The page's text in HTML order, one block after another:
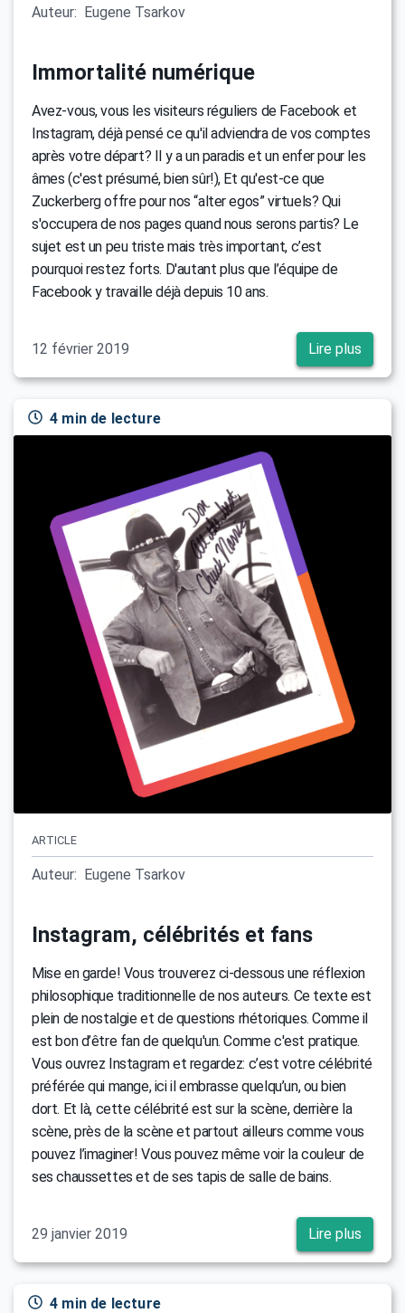
Auteur: Eugene Tsarkov
Immortalité numérique
Avez-vous, vous les visiteurs réguliers de Facebook et
Instagram, déjà pensé ce qu'il adviendra de vos comptes
après votre départ? Il y a un paradis et un enfer pour les
âmes (c'est présumé, bien sûr!), Et qu'est-ce que
Zuckerberg offre pour nos “alter egos” virtuels? Qui
s'occupera de nos pages quand nous serons partis? Le
sujet est un peu triste mais très important, c’est
pourquoi restez forts. D'autant plus que l’équipe de
Facebook y travaille déjà depuis 10 ans.
12 février 2019 Lire plus
4 min de lecture
ARTICLE
Auteur: Eugene Tsarkov
Instagram, célébrités et fans
Mise en garde! Vous trouverez ci-dessous une réflexion
philosophique traditionnelle de nos auteurs. Ce texte est
plein de nostalgie et de questions rhétoriques. Comme il
est bon d’être fan de quelqu'un. Comme c'est pratique.
Vous ouvrez Instagram et regardez: c’est votre célébrité
préférée qui mange, ici il embrasse quelqu’un, ou bien
dort. Et là, cette célébrité est sur la scène, derrière la
scène, près de la scène et partout ailleurs comme vous
pouvez l’imaginer! Vous pouvez même voir la couleur de
ses chaussettes et de ses tapis de salle de bains.
29 janvier 2019 Lire plus
4 min de lecture